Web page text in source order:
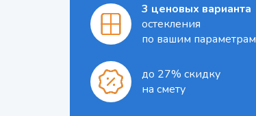
3 ценовых варианта
остекления
по вашим параметрам
до 27% скидку
на смету